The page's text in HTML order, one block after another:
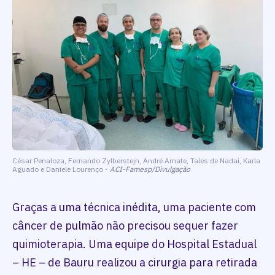
César Penaloza, Fernando Zylberstejn, André Amate, Tales de Nadai, Karla
Aguado e Daniele Lourenço - ACI-Famesp/Divulgação
Graças a uma técnica inédita, uma paciente com
câncer de pulmão não precisou sequer fazer
quimioterapia. Uma equipe do Hospital Estadual
– HE – de Bauru realizou a cirurgia para retirada